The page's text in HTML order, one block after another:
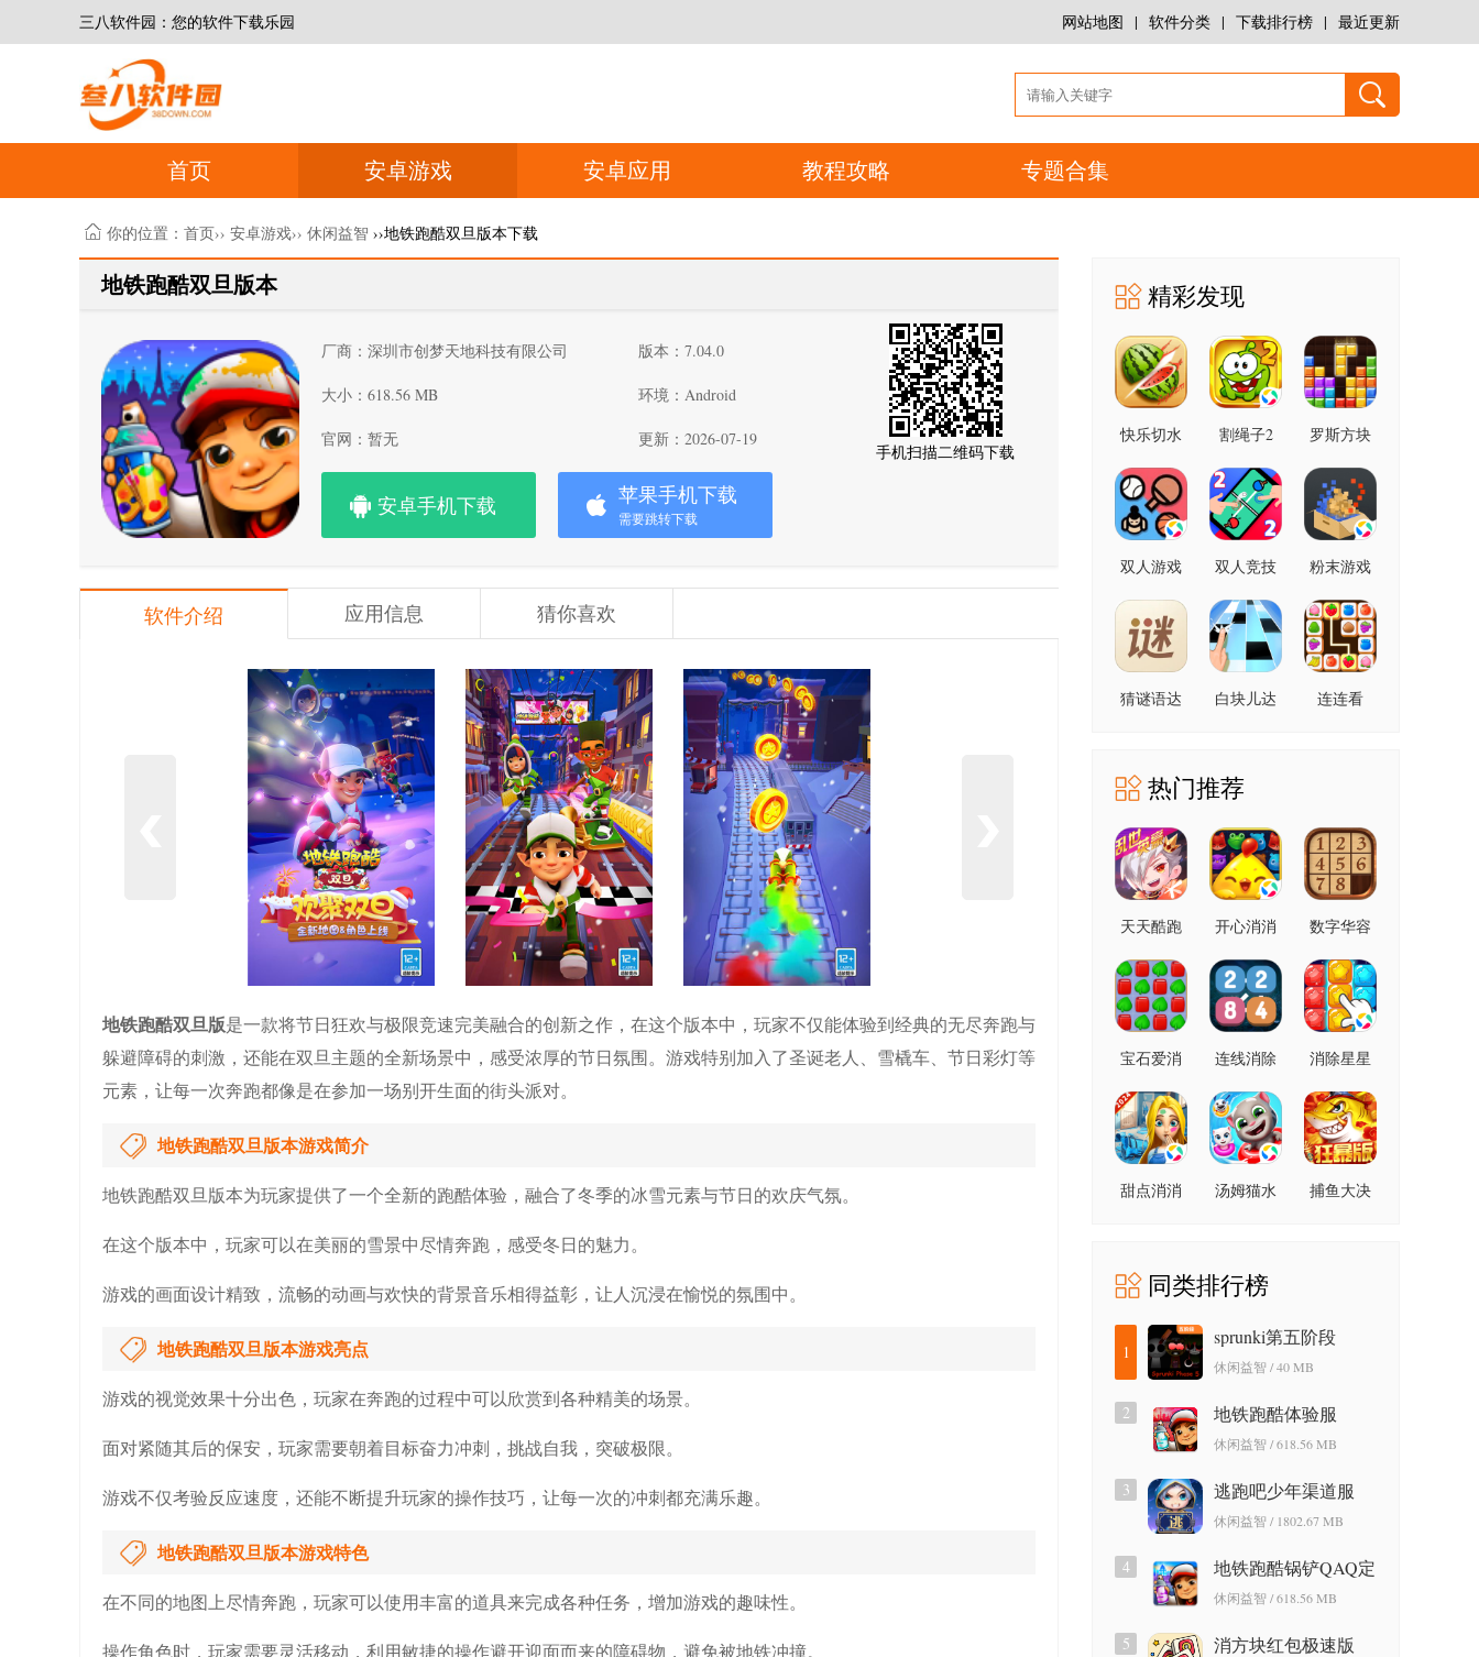
三八软件园：您的软件下载乐园 最近更新
下载排行榜 |
软件分类 |
网站地图 |
首页 安卓游戏 安卓应用 教程攻略 专题合集
你的位置： 首页›› 安卓游戏›› 休闲益智 ››地铁跑酷双旦版本下载
地铁跑酷双旦版本
安卓手机下载 苹果手机下载
需要跳转下载
厂商：深圳市创梦天地科技有限公司 版本：7.04.0
大小：618.56 MB 环境：Android
官网：暂无 更新：2026-07-19
手机扫描二维码下载
软件介绍 应用信息 猜你喜欢
地铁跑酷双旦版是一款将节日狂欢与极限竞速完美融合的创新之作，在这个版本中，玩家不仅能体验到经典的无尽奔跑与
躲避障碍的刺激，还能在双旦主题的全新场景中，感受浓厚的节日氛围。游戏特别加入了圣诞老人、雪橇车、节日彩灯等
元素，让每一次奔跑都像是在参加一场别开生面的街头派对。
地铁跑酷双旦版本游戏简介
地铁跑酷双旦版本为玩家提供了一个全新的跑酷体验，融合了冬季的冰雪元素与节日的欢庆气氛。
在这个版本中，玩家可以在美丽的雪景中尽情奔跑，感受冬日的魅力。
游戏的画面设计精致，流畅的动画与欢快的背景音乐相得益彰，让人沉浸在愉悦的氛围中。
地铁跑酷双旦版本游戏亮点
游戏的视觉效果十分出色，玩家在奔跑的过程中可以欣赏到各种精美的场景。
面对紧随其后的保安，玩家需要朝着目标奋力冲刺，挑战自我，突破极限。
游戏不仅考验反应速度，还能不断提升玩家的操作技巧，让每一次的冲刺都充满乐趣。
地铁跑酷双旦版本游戏特色
在不同的地图上尽情奔跑，玩家可以使用丰富的道具来完成各种任务，增加游戏的趣味性。
操作角色时，玩家需要灵活移动，利用敏捷的操作避开迎面而来的障碍物，避免被地铁冲撞。
精彩发现
快乐切水
割绳子2 罗斯方块
双人游戏
双人竞技
粉末游戏
猜谜语达
白块儿达
连连看
热门推荐
天天酷跑
开心消消
数字华容
宝石爱消
连线消除
消除星星
甜点消消
汤姆猫水
捕鱼大决
同类排行榜
1
sprunki第五阶段
休闲益智 / 40 MB
2 地铁跑酷体验服
休闲益智 / 618.56 MB
3 逃跑吧少年渠道服
休闲益智 / 1802.67 MB
4
地铁跑酷锅铲QAQ定
制版
休闲益智 / 618.56 MB
5 消方块红包极速版